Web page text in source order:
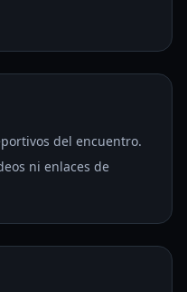
del encuentro.
ni enlaces de